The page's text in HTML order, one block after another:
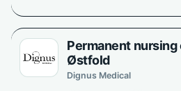
Permanent
Østfold
Dignus Medical